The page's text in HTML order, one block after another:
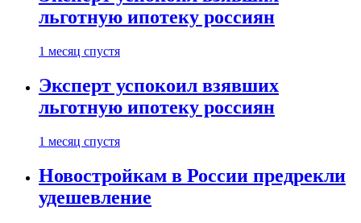
льготную ипотеку россиян
1 месяц спустя
Эксперт успокоил взявших
льготную ипотеку россиян
1 месяц спустя
Новостройкам в России предрекли
удешевление